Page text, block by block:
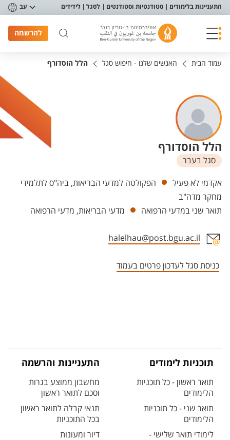
תפריט נגישות
התעניינות בלימודים סטודנטיות וסטודנטים לסגל לידידים עב
להרשמה
עמוד הבית האנשים שלנו - חיפוש סגל הלל הוסדורף
הלל הוסדורף
סגל בעבר
יחידות
אקדמי לא פעיל
הפקולטה למדעי הבריאות, ביה"ס לתלמידי
מחקר מדה"ב
תואר שני במדעי הרפואה
מדעי הבריאות, מדעי הרפואה
halelhau@post.bgu.ac.il
כניסת סגל לעדכון פרטים בעמוד
תוכניות לימודים
תואר ראשון - כל תוכניות
הלימודים
תואר שני - כל תוכניות
הלימודים
לימודי תואר שלישי -
התעניינות והרשמה
מחשבון ממוצע בגרות
וסכם לתואר ראשון
תנאי קבלה לתואר ראשון
בכל התוכניות
דיור ומעונות